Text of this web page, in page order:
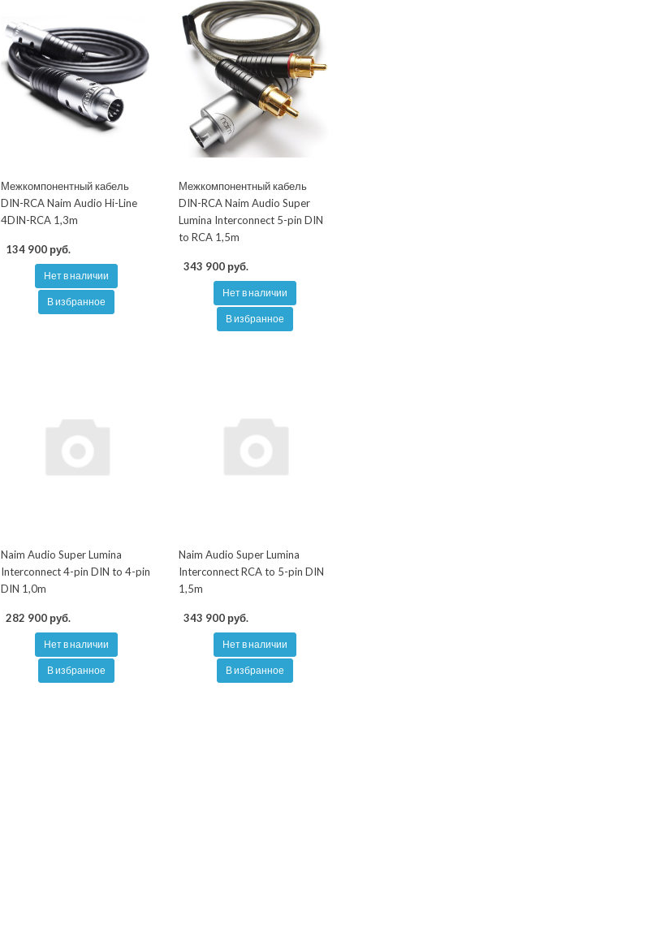
Межкомпонентный кабель
DIN-RCA Naim Audio Hi-Line
4DIN-RCA 1,3m
134 900 руб.
Нет в наличии
В избранное
Межкомпонентный кабель
DIN-RCA Naim Audio Super
Lumina Interconnect 5-pin DIN
to RCA 1,5m
343 900 руб.
Нет в наличии
В избранное
Naim Audio Super Lumina
Interconnect 4-pin DIN to 4-pin
DIN 1,0m
282 900 руб.
Нет в наличии
В избранное
Naim Audio Super Lumina
Interconnect RCA to 5-pin DIN
1,5m
343 900 руб.
Нет в наличии
В избранное